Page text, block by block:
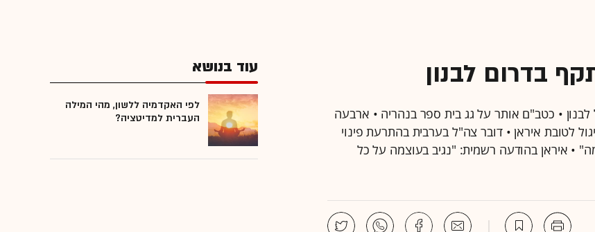
בדרום לבנון
לבנון • כטב"ם אותר על גג בית ספר בנהריה • ארבעה
לטובת איראן • דובר צה"ל בערבית בהתרעת פינוי
• איראן בהודעה רשמית: "נגיב בעוצמה על כל
עוד בנושא
לפי האקדמיה ללשון, מהי המילה
העברית למדיטציה?